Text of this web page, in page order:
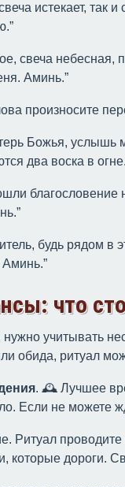
истекает,
свеча небесная,
Аминь.”
произносите
Божья, услышь
два воска в
благословение
будь рядом в
Аминь.”
что
нужно учитывать
обида, ритуал
. 🕰 Лучшее
Если не можете
Ритуал
которые дороги.